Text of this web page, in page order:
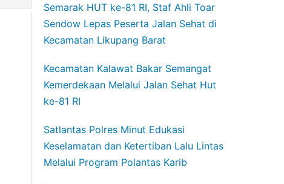
Semarak HUT ke-81 RI, Staf Ahli Toar
Sendow Lepas Peserta Jalan Sehat di
Kecamatan Likupang Barat
Kecamatan Kalawat Bakar Semangat
Kemerdekaan Melalui Jalan Sehat Hut
ke-81 RI
Satlantas Polres Minut Edukasi
Keselamatan dan Ketertiban Lalu Lintas
Melalui Program Polantas Karib